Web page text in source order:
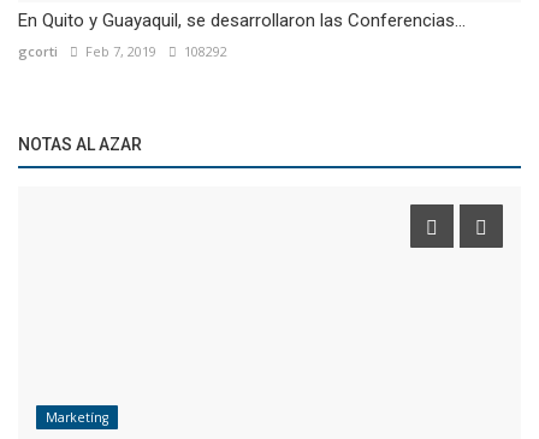
En Quito y Guayaquil, se desarrollaron las Conferencias...
gcorti Feb 7, 2019 108292
NOTAS AL AZAR
Marketíng